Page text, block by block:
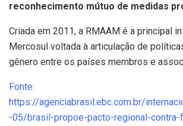
reconhecimento mútuo de medidas
Criada em 2011, a RMAAM é a principal
Mercosul voltada à articulação de
gênero entre os países membros e
Fonte:
https://agenciabrasil.ebc.com.br/
-05/brasil-propoe-pacto-regional-